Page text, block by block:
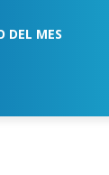
DEL MES